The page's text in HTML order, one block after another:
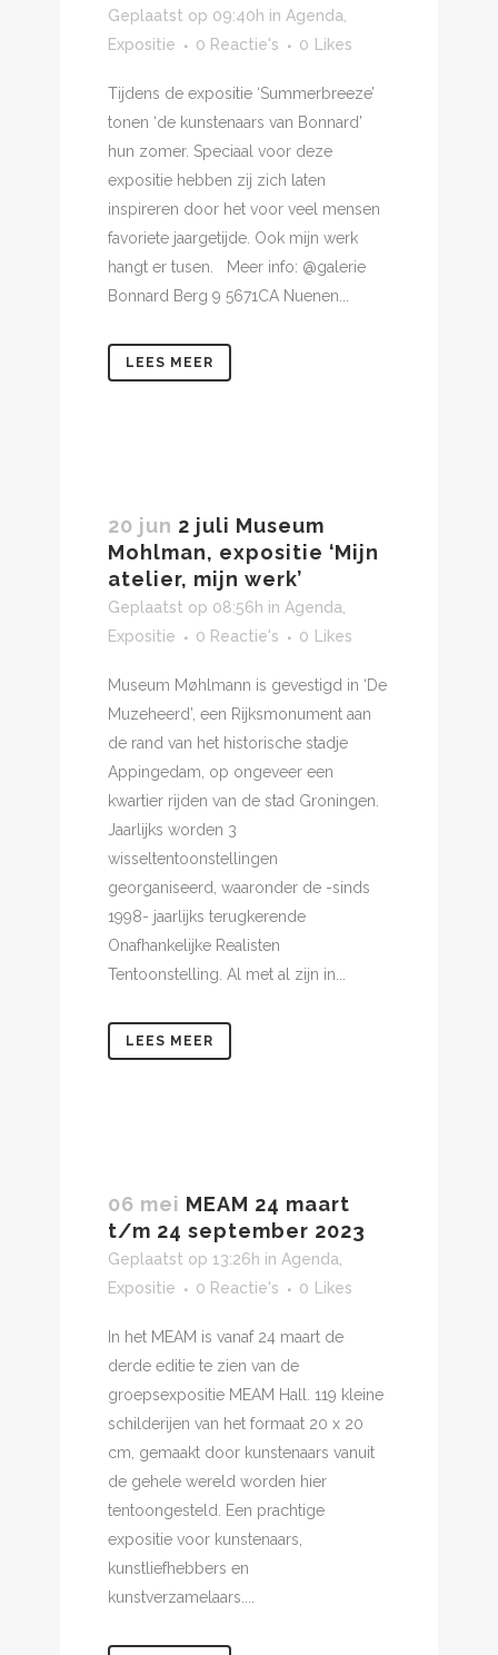
Geplaatst op 09:40h in Agenda
Expositie
0 Reactie's 0 Likes
Tijdens de expositie ‘Summerbreeze’
tonen ‘de kunstenaars van Bonnard’
hun zomer. Speciaal voor deze
expositie hebben zij zich laten
inspireren door het voor veel mensen
favoriete jaargetijde. Ook mijn werk
hangt er tusen. Meer info: @galerie
Bonnard Berg 9 5671CA Nuenen...
LEES MEER
20 jun 2 juli Museum
Mohlman, expositie ‘Mijn
atelier, mijn werk’
Geplaatst op 08:56h in Agenda
Expositie
0 Reactie's 0 Likes
Museum Møhlmann is gevestigd in ‘De
Muzeheerd’, een Rijksmonument aan
de rand van het historische stadje
Appingedam, op ongeveer een
kwartier rijden van de stad Groningen.
Jaarlijks worden 3
wisseltentoonstellingen
georganiseerd, waaronder de -sinds
1998- jaarlijks terugkerende
Onafhankelijke Realisten
Tentoonstelling. Al met al zijn in...
LEES MEER
06 mei MEAM 24 maart
t/m 24 september 2023
Geplaatst op 13:26h in Agenda
Expositie
0 Reactie's 0 Likes
In het MEAM is vanaf 24 maart de
derde editie te zien van de
groepsexpositie MEAM Hall. 119 kleine
schilderijen van het formaat 20 x 20
cm, gemaakt door kunstenaars vanuit
de gehele wereld worden hier
tentoongesteld. Een prachtige
expositie voor kunstenaars,
kunstliefhebbers en
kunstverzamelaars....